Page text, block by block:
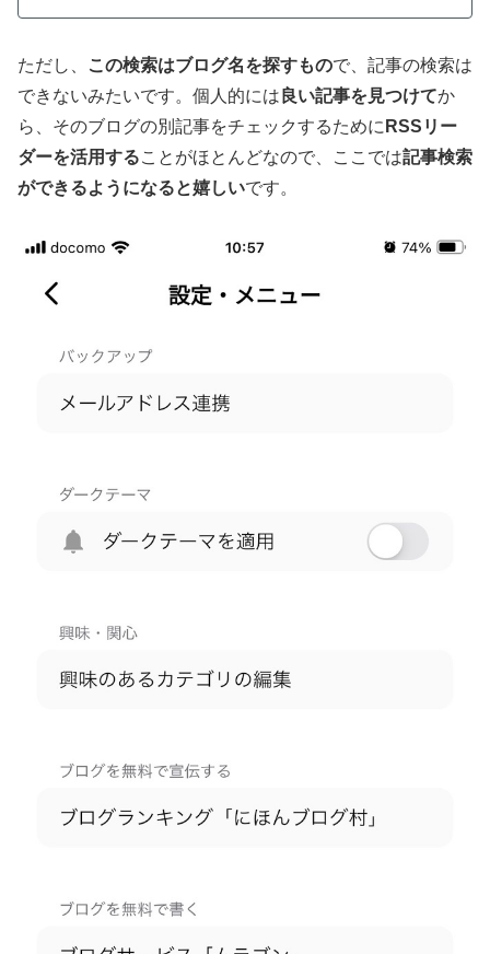
ただし、 この検索はブログ名を探すもので、記事の検索は
できないみたいです。個人的には 良い記事を見つけてか
ら、そのブログの別記事をチェックするために RSSリー
ダーを活用することがほとんどなので、ここでは記事検索
ができるようになると嬉しいです。